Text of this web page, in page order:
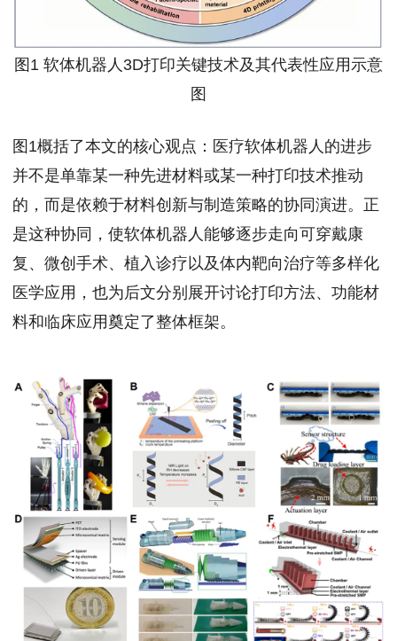
图1 软体机器人3D打印关键技术及其代表性应用示意
图
图1概括了本文的核心观点：医疗软体机器人的进步
并不是单靠某一种先进材料或某一种打印技术推动
的，而是依赖于材料创新与制造策略的协同演进。正
是这种协同，使软体机器人能够逐步走向可穿戴康
复、微创手术、植入诊疗以及体内靶向治疗等多样化
医学应用，也为后文分别展开讨论打印方法、功能材
料和临床应用奠定了整体框架。